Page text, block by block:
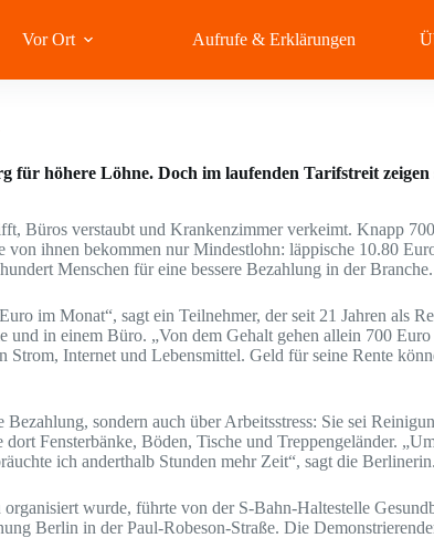
Vor Ort Aufrufe & Erklärungen
für höhere Löhne. Doch im laufenden Tarifstreit zeigen
Büros verstaubt und Krankenzimmer verkeimt. Knapp
ihnen bekommen nur Mindestlohn: läppische 10.80
Menschen für eine bessere Bezahlung in der Branche.
im Monat“, sagt ein Teilnehmer, der seit 21 Jahren als
und in einem Büro. „Von dem Gehalt gehen allein 700
Internet und Lebensmittel. Geld für seine Rente
sondern auch über Arbeitsstress: Sie sei
Fensterbänke, Böden, Tische und Treppengeländer.
ich anderthalb Stunden mehr Zeit“, sagt die Berlinerin.
wurde, führte von der S-Bahn-Haltestelle
Berlin in der Paul-Robeson-Straße. Die